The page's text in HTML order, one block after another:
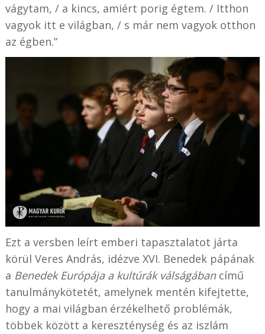
vágytam, / a kincs, amiért porig égtem. / Itthon
vagyok itt e világban, / s már nem vagyok otthon
az égben.”
Ezt a versben leírt emberi tapasztalatot járta
körül Veres András, idézve XVI. Benedek pápának
a Benedek Európája a kultúrák válságábancímű
tanulmánykötetét, amelynek mentén kifejtette,
hogy a mai világban érzékelhető problémák,
többek között a kereszténység és az iszlám